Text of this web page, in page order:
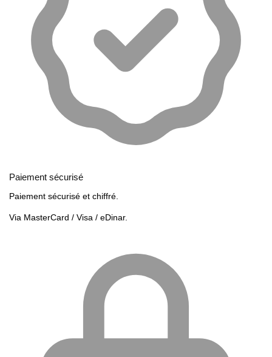
Paiement sécurisé
Paiement sécurisé et chiffré.
Via MasterCard / Visa / eDinar.